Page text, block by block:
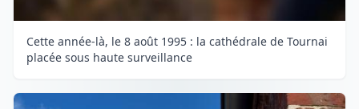
Cette année-là, le 8 août 1995 : la cathédrale de Tournai
placée sous haute surveillance